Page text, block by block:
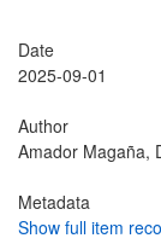
Date
2025-09-01
Author
Amador Magaña,
Metadata
Show full item